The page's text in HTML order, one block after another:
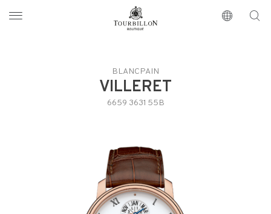
https://www.tourbillon.com/fr
BLANCPAIN
VILLERET
6659 3631 55B